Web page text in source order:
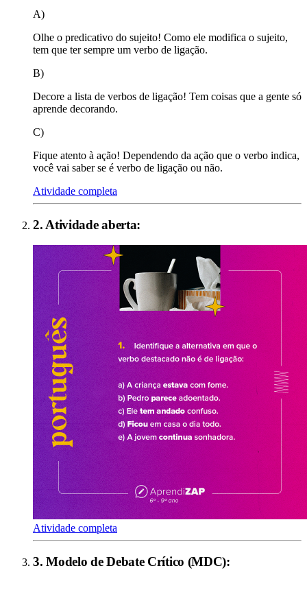
A)
Olhe o predicativo do sujeito! Como ele modifica o sujeito,
tem que ter sempre um verbo de ligação.
B)
Decore a lista de verbos de ligação! Tem coisas que a gente só
aprende decorando.
C)
Fique atento à ação! Dependendo da ação que o verbo indica,
você vai saber se é verbo de ligação ou não.
Atividade completa
2. Atividade aberta:
Atividade completa
3.Modelo de Debate Crítico (MDC):